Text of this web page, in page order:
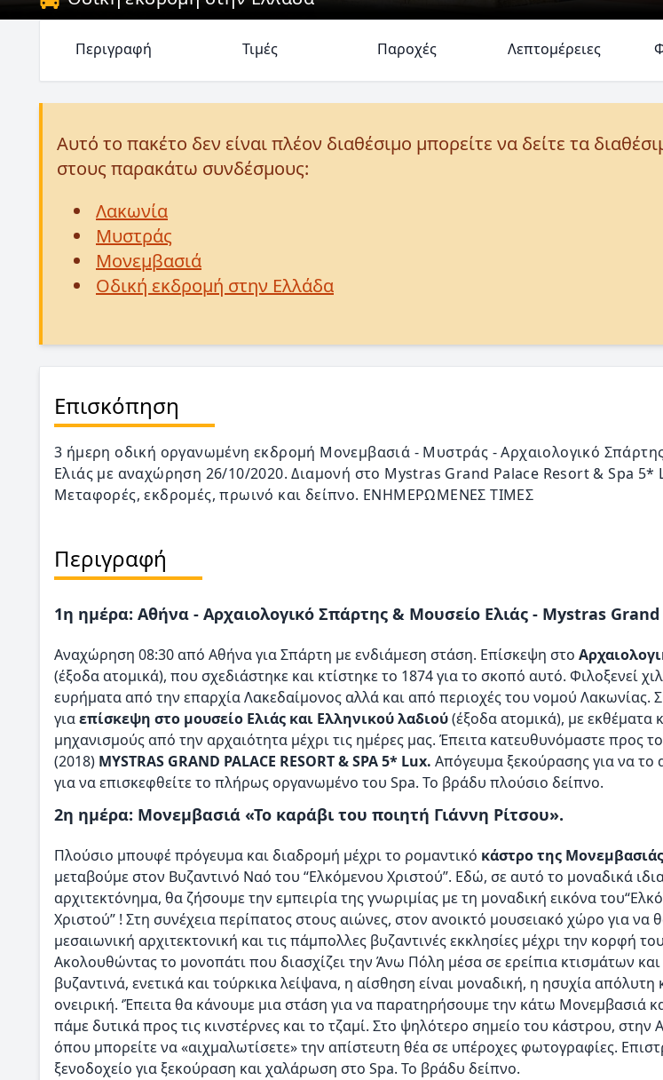
Περιγραφή Τιμές Παροχές Λεπτομέρειες
Αυτό το πακέτο δεν είναι πλέον διαθέσιμο μπορείτε να δείτε τα
στους παρακάτω συνδέσμους:
Λακωνία
Μυστράς
Μονεμβασιά
Οδική εκδρομή στην Ελλάδα
Επισκόπηση
3 ήμερη οδική οργανωμένη εκδρομή Μονεμβασιά - Μυστράς - Αρχαιολογικό
Ελιάς με αναχώρηση 26/10/2020. Διαμονή στο Mystras Grand Palace Resort & Spa 5*
Μεταφορές, εκδρομές, πρωινό και δείπνο. ΕΝΗΜΕΡΩΜΕΝΕΣ ΤΙΜΕΣ
Περιγραφή
1η ημέρα: Αθήνα - Αρχαιολογικό Σπάρτης & Μουσείο Ελιάς - Mystras Grand
Αναχώρηση 08:30 από Αθήνα για Σπάρτη με ενδιάμεση στάση. Επίσκεψη στο
(έξοδα ατομικά), που σχεδιάστηκε και κτίστηκε το 1874 για το σκοπό αυτό. Φιλοξενεί
ευρήματα από την επαρχία Λακεδαίμονος αλλά και από περιοχές του νομού Λακωνίας.
γιαεπίσκεψη στο μουσείο Ελιάς και Ελληνικού λαδιού(έξοδα ατομικά), με εκθέματα
μηχανισμούς από την αρχαιότητα μέχρι τις ημέρες μας. Έπειτα κατευθυνόμαστε προς
(2018) MYSTRAS GRAND PALACE RESORT & SPA 5* Lux. Απόγευμα ξεκούρασης για να το
για να επισκεφθείτε το πλήρως οργανωμένο του Spa. Το βράδυ πλούσιο δείπνο.
2η ημέρα: Μονεμβασιά «Το καράβι του ποιητή Γιάννη Ρίτσου».
Πλούσιο μπουφέ πρόγευμα και διαδρομή μέχρι το ρομαντικό κάστρο της
μεταβούμε στον Βυζαντινό Ναό του “Ελκόμενου Χριστού”. Εδώ, σε αυτό το μοναδικά
αρχιτεκτόνημα, θα ζήσουμε την εμπειρία της γνωριμίας με τη μοναδική εικόνα
Χριστού” ! Στη συνέχεια περίπατος στους αιώνες, στον ανοικτό μουσειακό χώρο για να
μεσαιωνική αρχιτεκτονική και τις πάμπολλες βυζαντινές εκκλησίες μέχρι την κορφή
Ακολουθώντας το μονοπάτι που διασχίζει την Άνω Πόλη μέσα σε ερείπια κτισμάτων και
βυζαντινά, ενετικά και τούρκικα λείψανα, η αίσθηση είναι μοναδική, η ησυχία απόλυτη
ονειρική. ‘Έπειτα θα κάνουμε μια στάση για να παρατηρήσουμε την κάτω Μονεμβασιά
πάμε δυτικά προς τις κινστέρνες και το τζαμί. Στο ψηλότερο σημείο του κάστρου, στην
όπου μπορείτε να «αιχμαλωτίσετε» την απίστευτη θέα σε υπέροχες φωτογραφίες.
ξενοδοχείο για ξεκούραση και χαλάρωση στο Spa. Το βράδυ δείπνο.